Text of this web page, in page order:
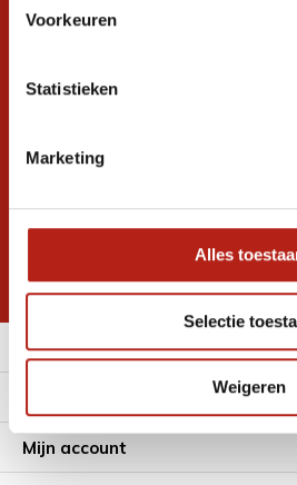
Voorkeuren
Statistieken
Marketing
Alles
Selectie
Weigeren
graag verder. 24/7
Ontvang de nieuwste
* Lees hier de wettelijke beperkingen
Meer informatie
Mijn account